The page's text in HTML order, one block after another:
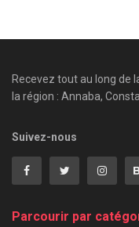
Recevez tout au long de
la région : Annaba,
Suivez-nous
Parcourir par